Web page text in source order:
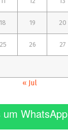
18 19 20
25 26 27
« Jul
um WhatsApp